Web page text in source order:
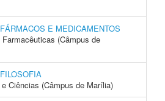
E MEDICAMENTOS
(Câmpus de
Ciências (Câmpus de Marília)